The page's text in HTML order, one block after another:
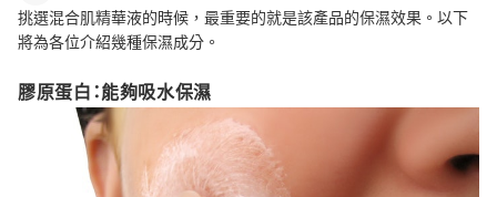
挑選混合肌精華液的時候，最重要的就是該產品的保濕效果。以下
將為各位介紹幾種保濕成分。
膠原蛋白：能夠吸水保濕